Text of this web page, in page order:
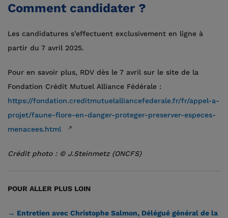
Comment candidater ?
Les candidatures s’effectuent exclusivement en ligne à
partir du 7 avril 2025.
Pour en savoir plus, RDV dès le 7 avril sur le site de la
Fondation Crédit Mutuel Alliance Fédérale :
https://fondation.creditmutuelalliancefederale.fr/fr/appel-a-
projet/faune-flore-en-danger-proteger-preserver-especes-
menacees.html
Crédit photo : © J.Steinmetz (ONCFS)
POUR ALLER PLUS LOIN
→ Entretien avec Christophe Salmon, Délégué général de la